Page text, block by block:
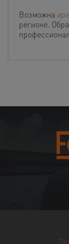
Возможна
регионе.